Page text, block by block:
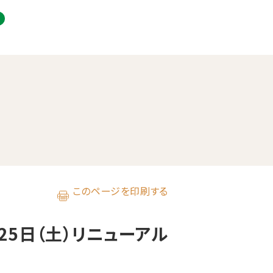
日（土）リニューアル
このページを印刷する